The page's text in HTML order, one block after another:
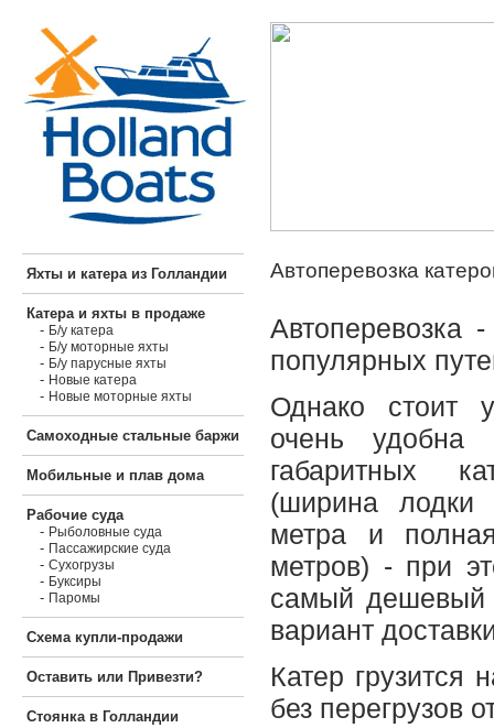
Яхты и катера из Голландии
Катера и яхты в продаже
- Б/у катера
- Б/у моторные яхты
- Б/у парусные яхты
- Новые катера
- Новые моторные яхты
Самоходные стальные баржи
Мобильные и плав дома
Рабочие суда
- Рыболовные суда
- Пассажирские суда
- Сухогрузы
- Буксиры
- Паромы
Схема купли-продажи
Оставить или Привезти?
Стоянка в Голландии
Автоперевозка
Автоперевозка
популярных
Однако стоит
очень удобна
габаритных
(ширина
метра и
метров) - при
самый дешевый
вариант
Катер грузится
без перегрузов